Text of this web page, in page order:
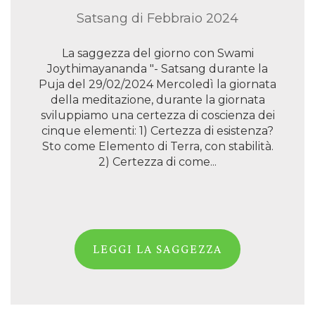
Satsang di Febbraio 2024
La saggezza del giorno con Swami
Joythimayananda "- Satsang durante la
Puja del 29/02/2024 Mercoledì la giornata
della meditazione, durante la giornata
sviluppiamo una certezza di coscienza dei
cinque elementi: 1) Certezza di esistenza?
Sto come Elemento di Terra, con stabilità.
2) Certezza di come...
LEGGI LA SAGGEZZA